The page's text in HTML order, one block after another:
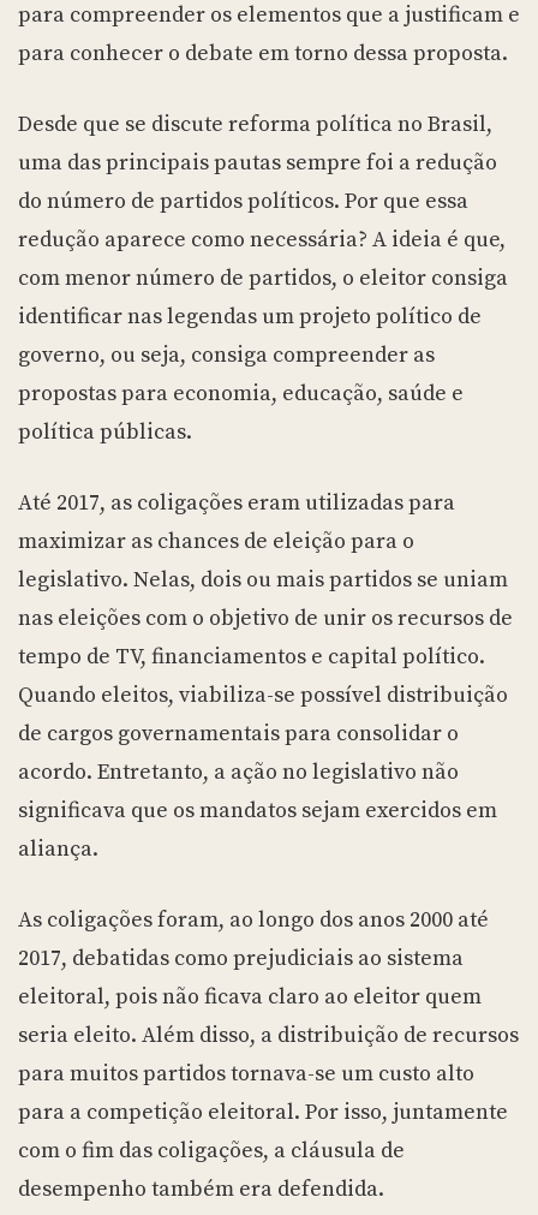
para compreender os elementos que a justificam e
para conhecer o debate em torno dessa proposta.
Desde que se discute reforma política no Brasil,
uma das principais pautas sempre foi a redução
do número de partidos políticos. Por que essa
redução aparece como necessária? A ideia é que,
com menor número de partidos, o eleitor consiga
identificar nas legendas um projeto político de
governo, ou seja, consiga compreender as
propostas para economia, educação, saúde e
política públicas.
Até 2017, as coligações eram utilizadas para
maximizar as chances de eleição para o
legislativo. Nelas, dois ou mais partidos se uniam
nas eleições com o objetivo de unir os recursos de
tempo de TV, financiamentos e capital político.
Quando eleitos, viabiliza-se possível distribuição
de cargos governamentais para consolidar o
acordo. Entretanto, a ação no legislativo não
significava que os mandatos sejam exercidos em
aliança.
As coligações foram, ao longo dos anos 2000 até
2017, debatidas como prejudiciais ao sistema
eleitoral, pois não ficava claro ao eleitor quem
seria eleito. Além disso, a distribuição de recursos
para muitos partidos tornava-se um custo alto
para a competição eleitoral. Por isso, juntamente
com o fim das coligações, a cláusula de
desempenho também era defendida.